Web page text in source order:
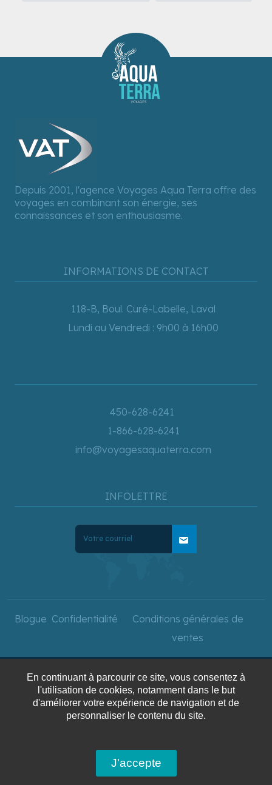
Depuis 2001, l'agence Voyages Aqua Terra offre des
voyages en combinant son énergie, ses
connaissances et son enthousiasme.
INFORMATIONS DE CONTACT
118-B, Boul. Curé-Labelle, Laval
Lundi au Vendredi : 9h00 à 16h00
450-628-6241
1-866-628-6241
info@voyagesaquaterra.com
INFOLETTRE
mail
Blogue Confidentialité
Conditions générales de
ventes
Copyright © 2025 Voyages
AquaTerra. Tous droits
En continuant à parcourir ce site, vous consentez à
l'utilisation de cookies, notamment dans le but
d'améliorer votre expérience de navigation et de
personnaliser le contenu du site.
J'accepte